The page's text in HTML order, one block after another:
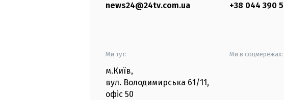
news24@24tv.com.ua +38 044 390
Ми тут:
м.Київ,
вул. Володимирська 61/11,
офіс 50
Ми в соцмережах: